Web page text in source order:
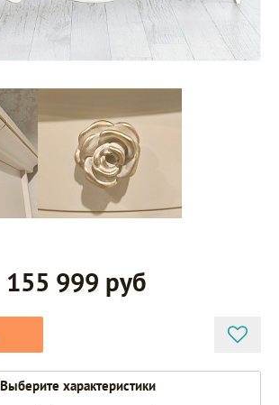
155 999 руб
Выберите характеристики